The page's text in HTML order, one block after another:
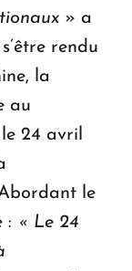
» a
rendu
la
au
24 avril
le
: « Le 24